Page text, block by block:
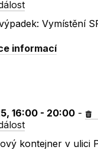
Vymístění
informací
16:00 - 20:00 -
kontejner v ulici